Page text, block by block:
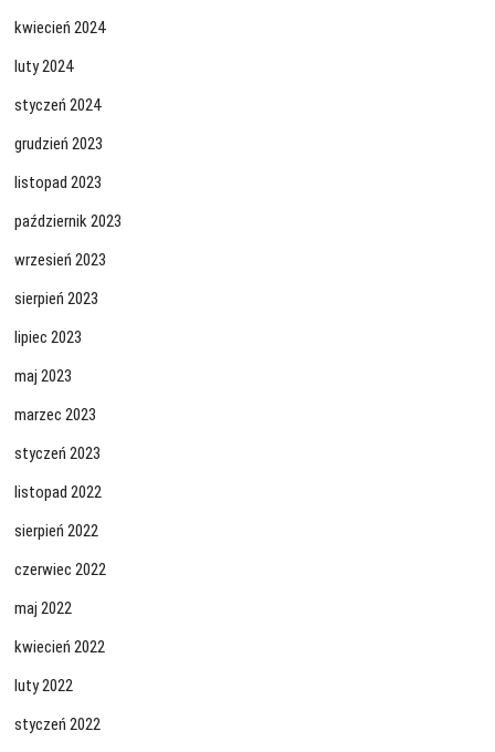
kwiecień 2024
luty 2024
styczeń 2024
grudzień 2023
listopad 2023
październik 2023
wrzesień 2023
sierpień 2023
lipiec 2023
maj 2023
marzec 2023
styczeń 2023
listopad 2022
sierpień 2022
czerwiec 2022
maj 2022
kwiecień 2022
luty 2022
styczeń 2022